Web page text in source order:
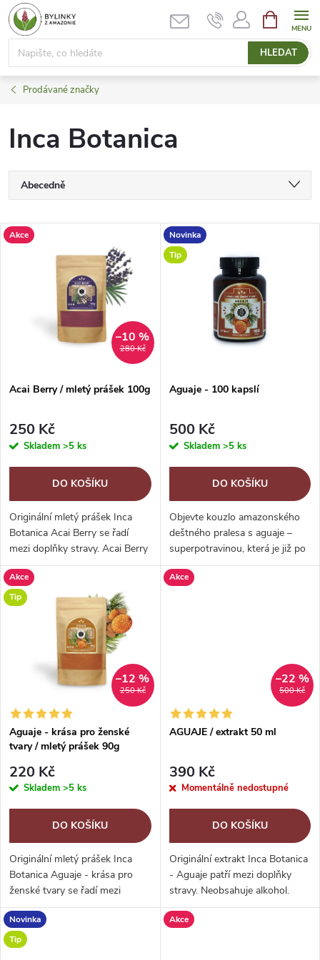
Přejít
na
obsah
HLEDAT
NÁKUPNÍ
KOŠÍK
Prodávané značky
Inca Botanica
Ř
a
p
r
o
d
u
k
t
Abecedně
Nejdražší
Nejprodávanější
V
s
p
r
d
u
k
Akce
280 Kč
–10 %
Acai Berry / mletý prášek 100g
250 Kč
Skladem >5 ks
DO KOŠÍKU
Originální mletý prášek Inca
Botanica Acai Berry se řadí
mezi doplňky stravy. Acai Berry
je bobulovité ovoce temně
fialové barvy, které svou chutí a
vůní připomíná lesní plody....
Novinka
Tip
Aguaje - 100 kapslí
500 Kč
Skladem >5 ks
DO KOŠÍKU
Objevte kouzlo amazonského
deštného pralesa s aguaje –
superpotravinou, která je již po
staletí ceněna pro své
výjimečné výživové a zdraví
Akce
Tip
250 Kč
–12 %
Aguaje - krása pro ženské
tvary / mletý prášek 90g
220 Kč
Skladem >5 ks
DO KOŠÍKU
Originální mletý prášek Inca
Botanica Aguaje - krása pro
ženské tvary se řadí mezi
doplňky stravy. Aguaje, jiným
jménem také Mauricie převislá
má podobu nádherné palmy....
Akce
500 Kč
–22 %
AGUAJE / extrakt 50 ml
390 Kč
Momentálně nedostupné
DO KOŠÍKU
Originální extrakt Inca Botanica
- Aguaje patří mezi doplňky
stravy. Neobsahuje alkohol.
Aguaje neboli Mauricie převislá
patří mezi jednu z
Novinka
Tip
Akce